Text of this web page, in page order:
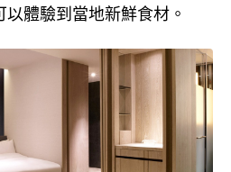
體驗到當地新鮮食材。